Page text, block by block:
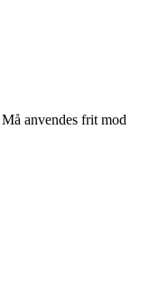
anvendes frit mod